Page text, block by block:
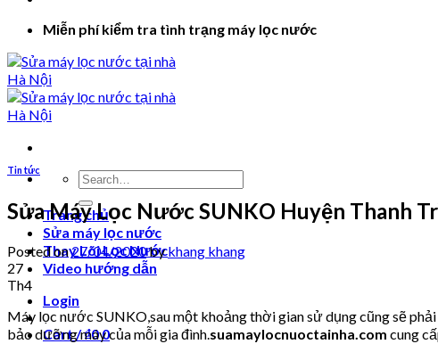
Miễn phí kiểm tra tình trạng máy lọc nước
Search
for:
Trang chủ
Sửa máy lọc nước
Thay Lõi Lọc Nước
Video hướng dẫn
Login
Cart /₫00
Tin tức
Sửa Máy Lọc Nước SUNKO Huyện Thanh
Posted on27/04/2020bykhang khang
27
Th4
Máy lọc nước SUNKO,sau một khoảng thời gian sử dụng cũng sẽ
bảo dưỡng máy của mỗi gia đình.suamaylocnuoctainha.com cung